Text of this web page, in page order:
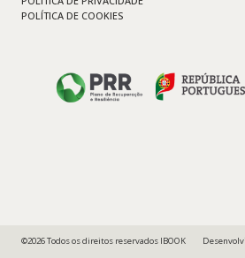
POLÍTICA DE COOKIES
©2026 Todos os direitos reservados IBOOK